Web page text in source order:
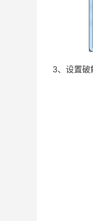
3、设置破